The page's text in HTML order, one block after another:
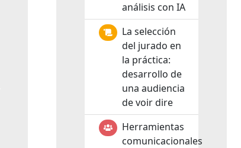
análisis con IA
La selección
del jurado en
la práctica:
desarrollo de
una audiencia
de voir dire
Herramientas
comunicacionales